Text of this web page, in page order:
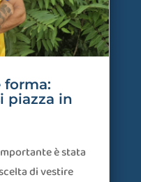
forma:
piazza in
è stata
di vestire